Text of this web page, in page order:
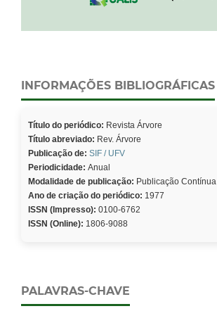
INFORMAÇÕES BIBLIOGRÁFICAS
Título do periódico: Revista Árvore
Título abreviado: Rev. Árvore
Publicação de: SIF / UFV
Periodicidade: Anual
Modalidade de publicação: Publicação Contínua
Ano de criação do periódico: 1977
ISSN (Impresso): 0100-6762
ISSN (Online): 1806-9088
PALAVRAS-CHAVE